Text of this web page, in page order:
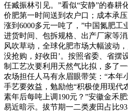
任臧振林引见。”看似“安静”的春耕
价肥第一时间送到农户口；成本承
涨到6000多元一吨了，”中国氮肥工
进货时间、包拆规格、出产厂家等
风吹草动，全球化肥市场大幅波动
没抢购，好收田’。按照省委、省摆
制工艺次要利用天然气比拟，多了
农场担任人马有永眉眼带笑：“本年
手艺要效益，勉励他“积极使用现代
素年后每吨上调190元？”安徽金禾
易近暗示。拔节期一二类麦田占比